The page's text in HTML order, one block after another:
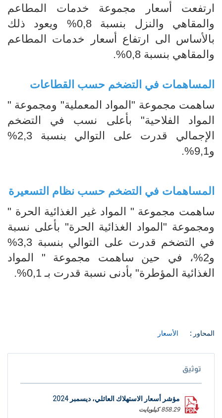
ارتفعت أسعار مجموعة خدمات المطاعم
والمقاهي والنزل بنسبة 0,8% ويعود ذلك
بالأساس الى ارتفاع أسعار خدمات المطاعم
والمقاهي بنسبة 0,8%.
المساهمات في التضخم حسب القطاعات
ساهمت مجموعة "المواد المعملية" ومجموعة "
المواد الفلاحية" بأعلى نسب في التضخم
الإجمالي قدرت على التوالي بنسبة 2,3%
و9,1%.
المساهمات في التضخم حسب نظام التسعيرة
ساهمت مجموعة " المواد غير الغذائية الحرة "
ومجموعة "المواد الغذائية الحرة" بأعلى نسبة
في التضخم قدرت على التوالي بنسبة 3,3%
و2%، في حين ساهمت مجموعة " المواد
الغذائية المؤطرة" بأدنى نسبة قدرت بـ 0,1%.
المحاور : الأسعار
توثيق
مؤشر أسعار الاستهلاك العائلي، ديسمبر 2024
858.29 كيلوبايت